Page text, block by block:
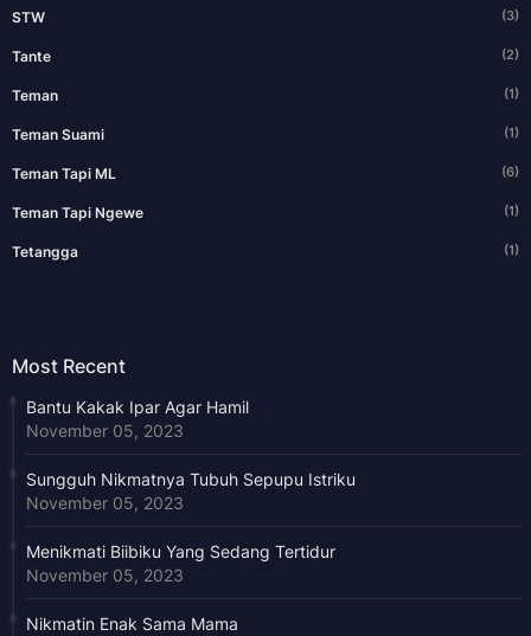
STW (3)
Tante (2)
Teman (1)
Teman Suami (1)
Teman Tapi ML (6)
Teman Tapi Ngewe (1)
Tetangga (1)
Most Recent
Bantu Kakak Ipar Agar Hamil
November 05, 2023
Sungguh Nikmatnya Tubuh Sepupu Istriku
November 05, 2023
Menikmati Biibiku Yang Sedang Tertidur
November 05, 2023
Nikmatin Enak Sama Mama